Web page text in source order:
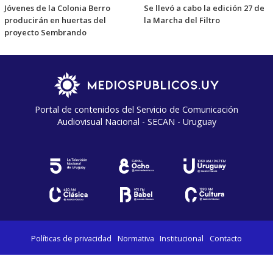
Jóvenes de la Colonia Berro
producirán en huertas del
proyecto Sembrando
Se llevó a cabo la edición 27 de
la Marcha del Filtro
Portal de contenidos del Servicio de Comunicación
Audiovisual Nacional - SECAN - Uruguay
Políticas de privacidad Normativa Institucional Contacto